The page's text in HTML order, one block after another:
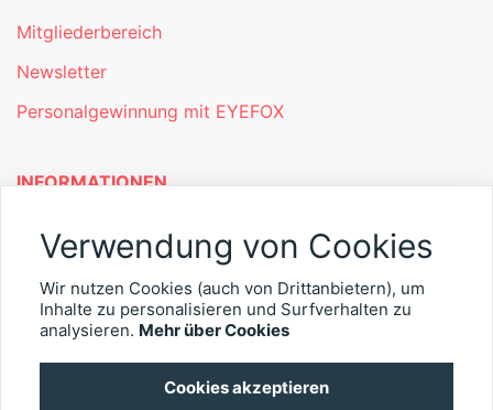
Mitgliederbereich
Newsletter
Personalgewinnung mit EYEFOX
INFORMATIONEN
Was ist EYEFOX – Ihre Möglichkeiten
Kontakt
Verwendung von Cookies
Wir nutzen Cookies (auch von Drittanbietern), um
Inhalte zu personalisieren und Surfverhalten zu
analysieren. Mehr über Cookies
Cookies akzeptieren